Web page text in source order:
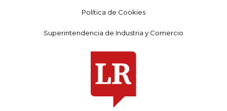
Política de Cookies
Superintendencia de Industria y Comercio